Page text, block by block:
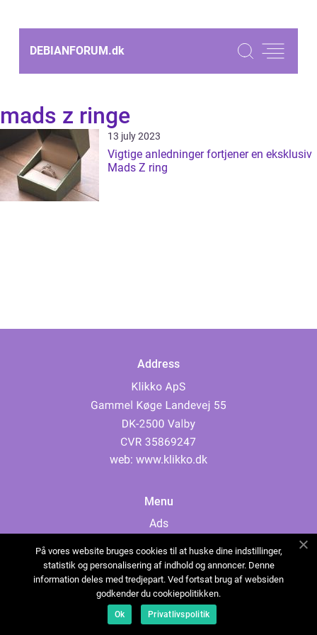
DEBIANFORUM.dk
mads z ringe
13 july 2023
Vigtige anledninger fortjener en eksklusiv
Mads Z ring
Address
web: www.klikko.dk
Menu
Ads
Cookies
Contact
Sitemap
På vores website bruges cookies til at huske dine indstillinger,
statistik og personalisering af indhold og annoncer. Denne
information deles med tredjepart. Ved fortsat brug af websiden
godkender du cookiepolitikken.
Ok Privatlivspolitik